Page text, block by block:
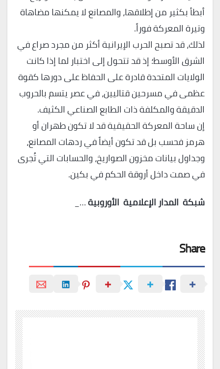
أبطأ بكثير من إطلاقها، والمصانع لا يمكنها مضاهاة
وتيرة المعركة فوراً.
​لذلك، قد تصبح الحرب الإيرانية أكثر من مجرد صراع في
الشرق الأوسط؛ إذ قد تتحول إلى اختبار لما إذا كانت
الولايات المتحدة قادرة على الحفاظ على دورها كقوة
عظمى في مسرحين قتاليين، في عصر يتسم بالحروب
الدقيقة والمكلفة ذات الطابع الصناعي الكثيف.
​إن ساحة المعركة الحقيقية قد لا تكون طهران أو
هرمز فحسب بل قد تكون أيضاً في ردهات المصانع،
وجداول بيانات مخزون الصواريخ، والحسابات التي تُجرى
في صمت داخل أروقة الحكم في بكين.
شبكة المدارالإعلامية الأوروبية…_
Share